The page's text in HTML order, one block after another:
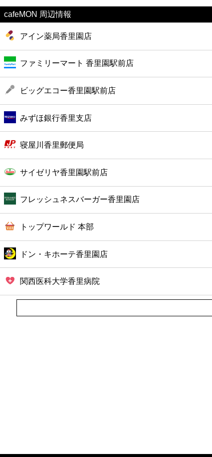
ファーストフード
カフェ
ショッピング
銀行
公共
病院
ホテル
cafeMON 周辺情報
アイン薬局香里園店
ファミリーマート 香里園駅前店
ビッグエコー香里園駅前店
みずほ銀行香里支店
寝屋川香里郵便局
サイゼリヤ香里園駅前店
フレッシュネスバーガー香里園店
トップワールド 本部
ドン・キホーテ香里園店
関西医科大学香里病院